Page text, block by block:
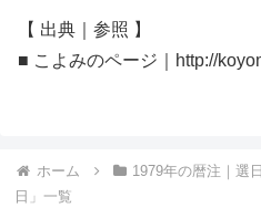
【 出典｜参照 】
■ こよみのページ｜http://
ホーム 1979年の暦注｜選日
日」一覧